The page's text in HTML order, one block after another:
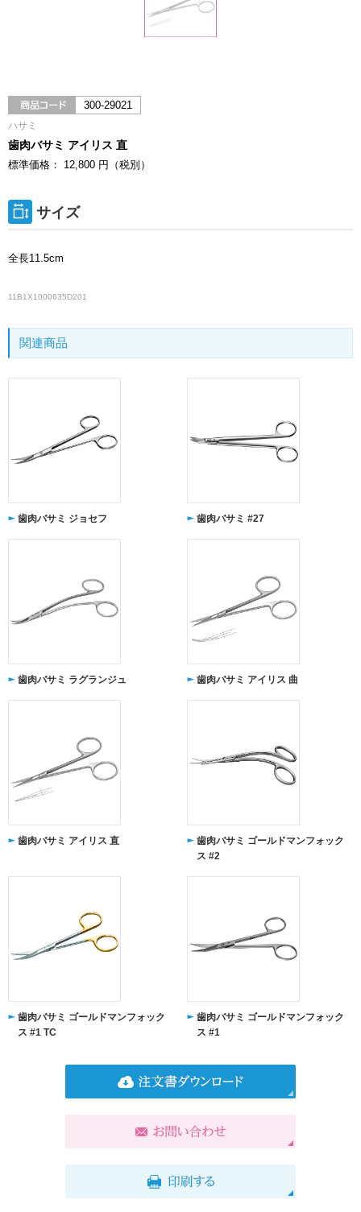
300-29021
ハサミ
歯肉バサミ アイリス 直
標準価格： 12,800 円（税別）
サイズ
全長11.5cm
11B1X1000635D201
関連商品
歯肉バサミ ジョセフ 歯肉バサミ #27
歯肉バサミ ラグランジュ 歯肉バサミ アイリス 曲
歯肉バサミ アイリス 直
歯肉バサミ ゴールドマンフォック
ス #2
歯肉バサミ ゴールドマンフォック
ス #1 TC
歯肉バサミ ゴールドマンフォック
ス #1